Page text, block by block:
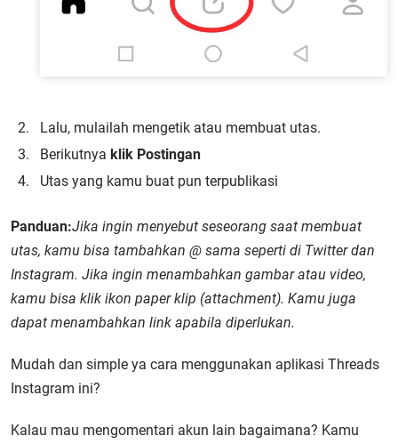
Lalu, mulailah mengetik atau membuat utas.
Berikutnya klik Postingan
Utas yang kamu buat pun terpublikasi
Panduan:Jika ingin menyebut seseorang saat membuat
utas, kamu bisa tambahkan @ sama seperti di Twitter dan
Instagram. Jika ingin menambahkan gambar atau video,
kamu bisa klik ikon paper klip (attachment). Kamu juga
dapat menambahkan link apabila diperlukan.
Mudah dan simple ya cara menggunakan aplikasi Threads
Instagram ini?
Kalau mau mengomentari akun lain bagaimana? Kamu